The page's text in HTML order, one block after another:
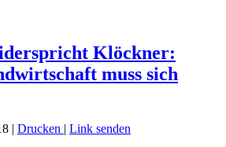
Klöckner:
muss sich
| Drucken | Link senden